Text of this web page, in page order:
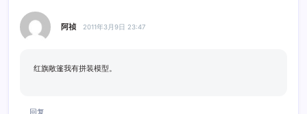
阿祯 2011年3月9日 23:47
红旗敞篷我有拼装模型。
回复